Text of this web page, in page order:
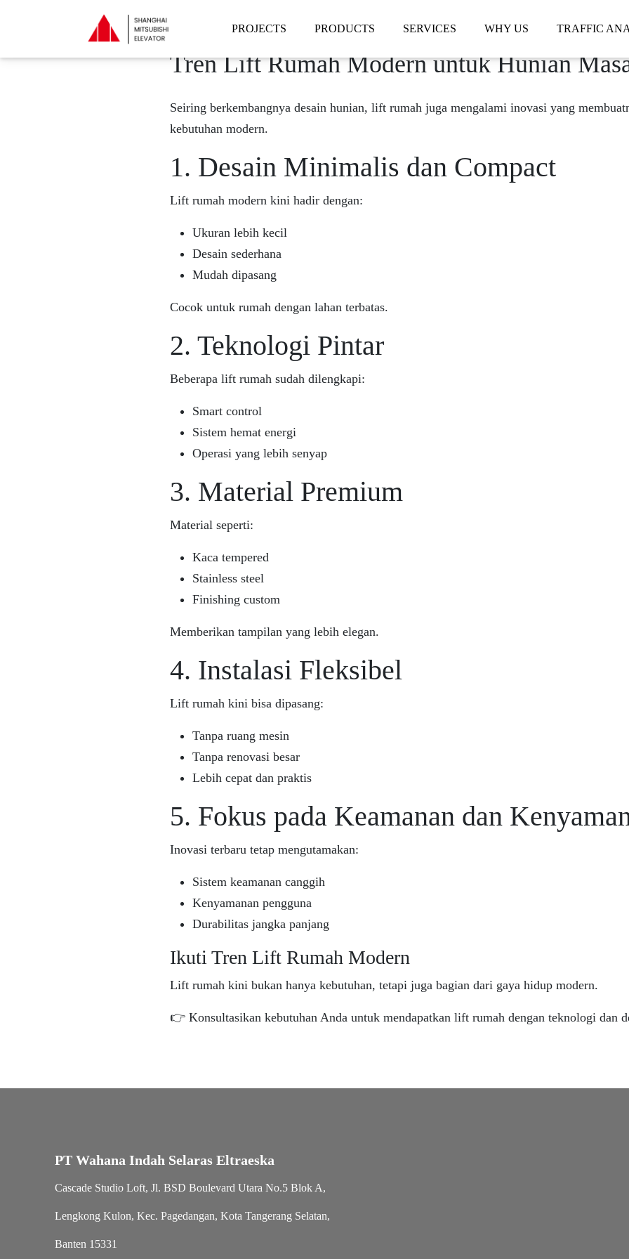
PROJECTS PRODUCTS SERVICES WHY US TRAFFIC
Tren Lift Rumah Modern untuk Hunian
Seiring berkembangnya desain hunian, lift rumah juga mengalami inovasi yang
kebutuhan modern.
1. Desain Minimalis dan Compact
Lift rumah modern kini hadir dengan:
Ukuran lebih kecil
Desain sederhana
Mudah dipasang
Cocok untuk rumah dengan lahan terbatas.
2. Teknologi Pintar
Beberapa lift rumah sudah dilengkapi:
Smart control
Sistem hemat energi
Operasi yang lebih senyap
3. Material Premium
Material seperti:
Kaca tempered
Stainless steel
Finishing custom
Memberikan tampilan yang lebih elegan.
4. Instalasi Fleksibel
Lift rumah kini bisa dipasang:
Tanpa ruang mesin
Tanpa renovasi besar
Lebih cepat dan praktis
5. Fokus pada Keamanan dan
Inovasi terbaru tetap mengutamakan:
Sistem keamanan canggih
Kenyamanan pengguna
Durabilitas jangka panjang
Ikuti Tren Lift Rumah Modern
Lift rumah kini bukan hanya kebutuhan, tetapi juga bagian dari gaya hidup modern.
👉 Konsultasikan kebutuhan Anda untuk mendapatkan lift rumah dengan teknologi dan
PT Wahana Indah Selaras Eltraeska
Cascade Studio Loft, Jl. BSD Boulevard Utara No.5 Blok A,
Lengkong Kulon, Kec. Pagedangan, Kota Tangerang Selatan,
Banten 15331